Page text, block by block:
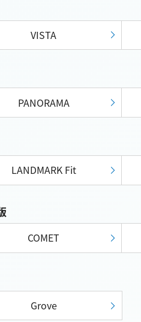
VISTA
PANORAMA
LANDMARK Fit
COMET
Grove